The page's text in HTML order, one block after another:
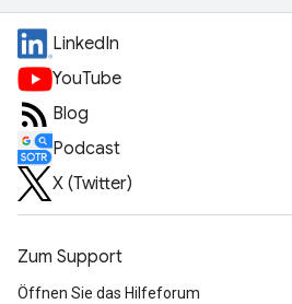
LinkedIn
YouTube
Blog
Podcast
X (Twitter)
Zum Support
Öffnen Sie das Hilfeforum